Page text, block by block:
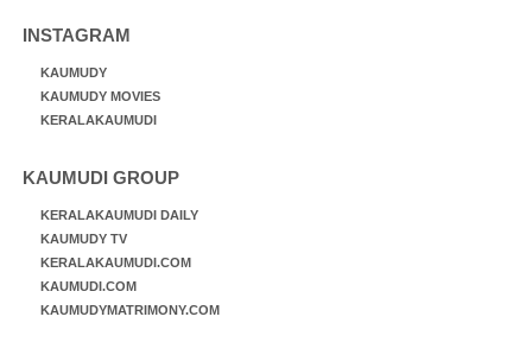
INSTAGRAM
KAUMUDY
KAUMUDY MOVIES
KERALAKAUMUDI
KAUMUDI GROUP
KERALAKAUMUDI DAILY
KAUMUDY TV
KERALAKAUMUDI.COM
KAUMUDI.COM
KAUMUDYMATRIMONY.COM